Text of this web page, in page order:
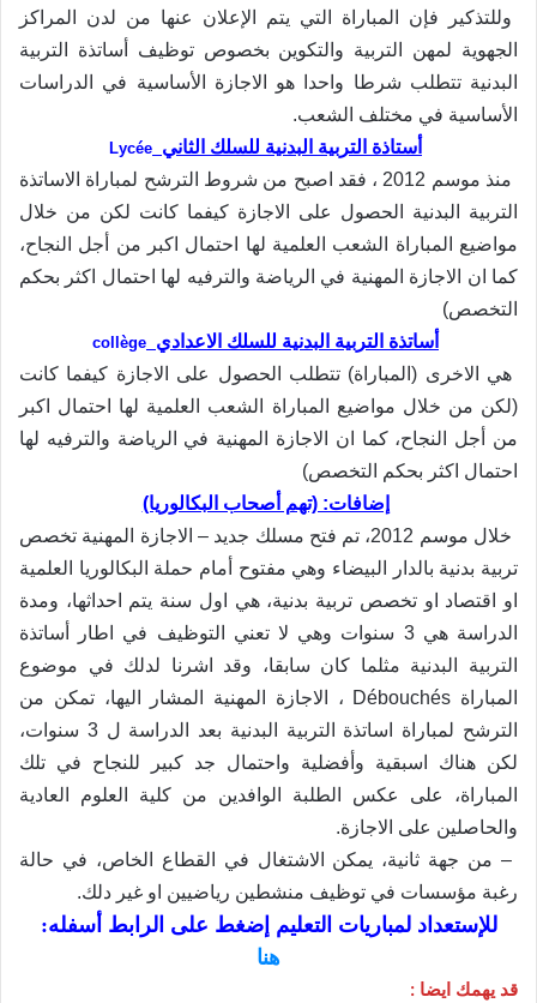
وللتذكير فإن المباراة التي يتم الإعلان عنها من لدن المراكز
الجهوية لمهن التربية والتكوين بخصوص توظيف أساتذة التربية
البدنية تتطلب شرطا واحدا هو الاجازة الأساسية في الدراسات
الأساسية في مختلف الشعب.
أستاذة التربية البدنية للسلك الثاني Lycée
منذ موسم 2012 ، فقد اصبح من شروط الترشح لمباراة الاساتذة
التربية البدنية الحصول على الاجازة كيفما كانت لكن من خلال
مواضيع المباراة الشعب العلمية لها احتمال اكبر من أجل النجاح،
كما ان الاجازة المهنية في الرياضة والترفيه لها احتمال اكثر بحكم
التخصص)
أساتذة التربية البدنية للسلك الاعدادي collège
هي الاخرى (المباراة) تتطلب الحصول على الاجازة كيفما كانت
(لكن من خلال مواضيع المباراة الشعب العلمية لها احتمال اكبر
من أجل النجاح، كما ان الاجازة المهنية في الرياضة والترفيه لها
احتمال اكثر بحكم التخصص)
إضافات: (تهم أصحاب البكالوريا)
خلال موسم 2012، تم فتح مسلك جديد – الاجازة المهنية تخصص
تربية بدنية بالدار البيضاء وهي مفتوح أمام حملة البكالوريا العلمية
او اقتصاد او تخصص تربية بدنية، هي اول سنة يتم احداثها، ومدة
الدراسة هي 3 سنوات وهي لا تعني التوظيف في اطار أساتذة
التربية البدنية مثلما كان سابقا، وقد اشرنا لدلك في موضوع
المباراة
، الاجازة المهنية المشار اليها، تمكن من
الترشح لمباراة اساتذة التربية البدنية بعد الدراسة ل 3 سنوات،
لكن هناك اسبقية وأفضلية واحتمال جد كبير للنجاح في تلك
المباراة، على عكس الطلبة الوافدين من كلية العلوم العادية
والحاصلين على الاجازة.
– من جهة ثانية، يمكن الاشتغال في القطاع الخاص، في حالة
رغبة مؤسسات في توظيف منشطين رياضيين او غير دلك.
للإستعداد لمباريات التعليم إضغط على الرابط أسفله:
هنا
قد يهمك ايضا :